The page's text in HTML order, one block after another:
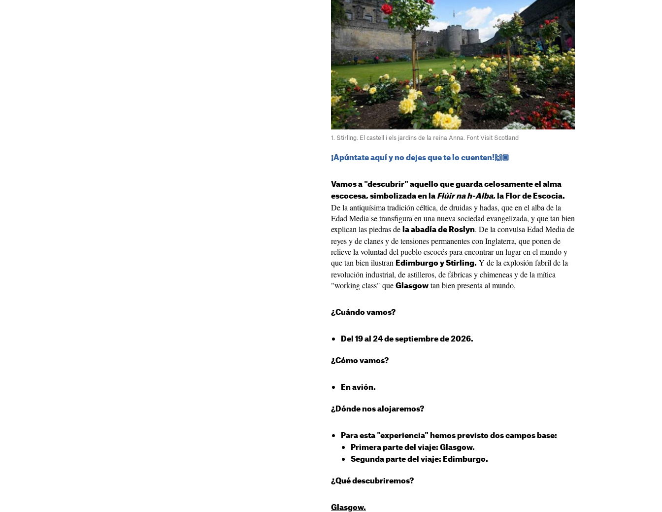
1. Stirling. El castell i els jardins de la reina Anna. Font Visit Scotland
¡Apúntate aquí y no dejes que te lo cuenten!🙌🏼
Vamos a "descubrir" aquello que guarda celosamente el alma
escocesa, simbolizada en la Flúir na h-Alba, la Flor de Escocia.
De la antiquísima tradición céltica, de druidas y hadas, que en el alba de la
Edad Media se transfigura en una nueva sociedad evangelizada, y que tan bien
explican las piedras de la abadía de Roslyn. De la convulsa Edad Media de
reyes y de clanes y de tensiones permanentes con Inglaterra, que ponen de
relieve la voluntad del pueblo escocés para encontrar un lugar en el mundo y
que tan bien ilustran Edimburgo y Stirling. Y de la explosión fabril de la
revolución industrial, de astilleros, de fábricas y chimeneas y de la mítica
"working class" que Glasgow tan bien presenta al mundo.
¿Cuándo vamos?
Del 19 al 24 de septiembre de 2026.
¿Cómo vamos?
En avión.
¿Dónde nos alojaremos?
Para esta "experiencia" hemos previsto dos campos base:
Primera parte del viaje: Glasgow.
Segunda parte del viaje: Edimburgo.
¿Qué descubriremos?
Glasgow.